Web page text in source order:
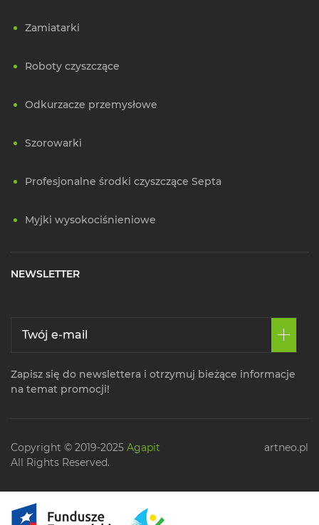
Zamiatarki
Roboty czyszczące
Odkurzacze przemysłowe
Szorowarki
Profesjonalne środki czyszczące Septa
Myjki wysokociśnieniowe
NEWSLETTER
Zapisz się do newslettera i otrzymuj bieżące informacje
na temat promocji!
Copyright © 2019-2025 Agapit
All Rights Reserved.
artneo.pl